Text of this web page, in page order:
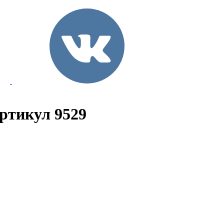
9529